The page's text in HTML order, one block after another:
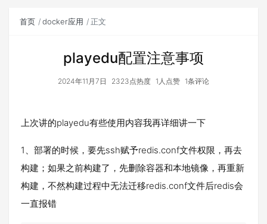
首页 docker应用 正文
playedu配置注意事项
2024年11月7日 2323点热度 1人点赞 1条评论
上次讲的playedu有些使用内容我再详细讲一下
1、部署的时候，要先ssh赋予redis.conf文件权限，再去
构建；如果之前构建了，先删除容器和本地镜像，再重新
构建，不然构建过程中无法迁移redis.conf文件后redis会
一直报错